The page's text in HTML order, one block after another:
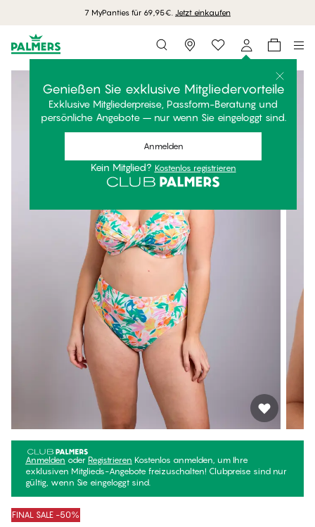
7 MyPanties für 69,95€. Jetzt einkaufen
Storefinder
Genießen Sie exklusive Mitgliedervorteile
Exklusive Mitgliederpreise, Passform-Beratung und
persönliche Angebote – nur wenn Sie eingeloggt sind.
Anmelden
Kein Mitglied? Kostenlos registrieren
Anmelden oder Registrieren Kostenlos anmelden, um Ihre
exklusiven Mitglieds-Angebote freizuschalten! Clubpreise sind nur
gültig, wenn Sie eingeloggt sind.
FINAL SALE -50%